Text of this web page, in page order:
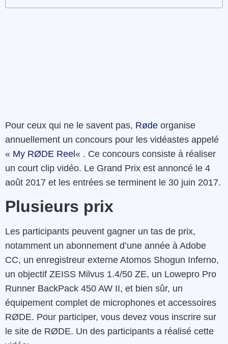
Pour ceux qui ne le savent pas, Røde organise
annuellement un concours pour les vidéastes appelé
« My RØDE Reel« . Ce concours consiste à réaliser
un court clip vidéo. Le Grand Prix est annoncé le 4
août 2017 et les entrées se terminent le 30 juin 2017.
Plusieurs prix
Les participants peuvent gagner un tas de prix,
notamment un abonnement d’une année à Adobe
CC, un enregistreur externe Atomos Shogun Inferno,
un objectif ZEISS Milvus 1.4/50 ZE, un Lowepro Pro
Runner BackPack 450 AW II, et bien sûr, un
équipement complet de microphones et accessoires
RØDE. Pour participer, vous devez vous inscrire sur
le site de RØDE. Un des participants a réalisé cette